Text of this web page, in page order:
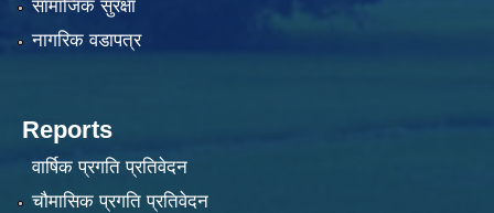
सामाजिक सुरक्षा
नागरिक वडापत्र
Reports
वार्षिक प्रगति प्रतिवेदन
चौमासिक प्रगति प्रतिवेदन